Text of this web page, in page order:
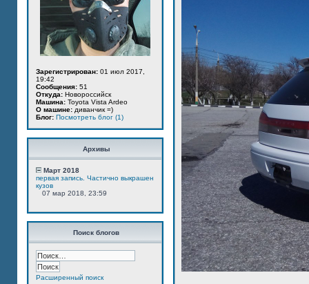
Зарегистрирован: 01 июл 2017,
19:42
Сообщения: 51
Откуда: Новороссийск
Машина: Toyota Vista Ardeo
О машине: диванчик =)
Блог: Посмотреть блог (1)
Архивы
Март 2018
первая запись. Частично выкрашен
кузов
07 мар 2018, 23:59
Поиск блогов
Расширенный поиск